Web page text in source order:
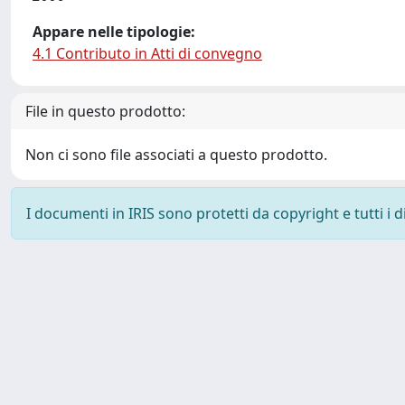
Appare nelle tipologie:
4.1 Contributo in Atti di convegno
File in questo prodotto:
Non ci sono file associati a questo prodotto.
I documenti in IRIS sono protetti da copyright e tutti i